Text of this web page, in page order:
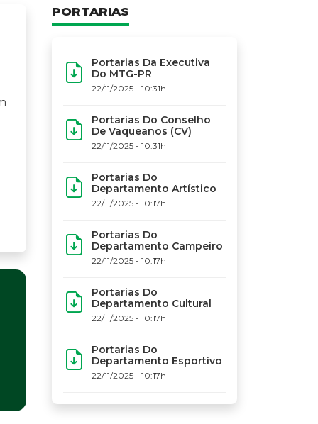
PORTARIAS
Portarias Da Executiva
Do MTG-PR
22/11/2025 - 10:31h
Portarias Do Conselho
De Vaqueanos (CV)
22/11/2025 - 10:31h
Portarias Do
Departamento Artístico
22/11/2025 - 10:17h
Portarias Do
Departamento Campeiro
22/11/2025 - 10:17h
Portarias Do
Departamento Cultural
22/11/2025 - 10:17h
Portarias Do
Departamento Esportivo
22/11/2025 - 10:17h